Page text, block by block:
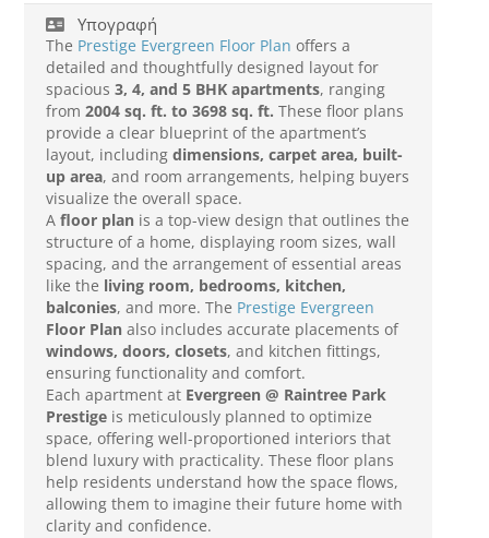
Υπογραφή
The Prestige Evergreen Floor Plan offers a
detailed and thoughtfully designed layout for
spacious 3, 4, and 5 BHK apartments, ranging
from 2004 sq. ft. to 3698 sq. ft. These floor plans
provide a clear blueprint of the apartment’s
layout, including dimensions, carpet area, built-
up area, and room arrangements, helping buyers
visualize the overall space.
A floor plan is a top-view design that outlines the
structure of a home, displaying room sizes, wall
spacing, and the arrangement of essential areas
like the living room, bedrooms, kitchen,
balconies, and more. The Prestige Evergreen
Floor Plan also includes accurate placements of
windows, doors, closets, and kitchen fittings,
ensuring functionality and comfort.
Each apartment at Evergreen @ Raintree Park
Prestige is meticulously planned to optimize
space, offering well-proportioned interiors that
blend luxury with practicality. These floor plans
help residents understand how the space flows,
allowing them to imagine their future home with
clarity and confidence.